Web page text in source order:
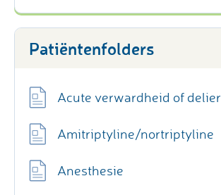
Patiëntenfolders
Acute verwardheid of delier
Amitriptyline/nortriptyline
Anesthesie